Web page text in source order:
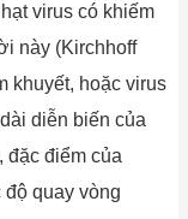
virus có khiếm
này (Kirchhoff
khuyết, hoặc virus
diễn biến của
đặc điểm của
quay vòng